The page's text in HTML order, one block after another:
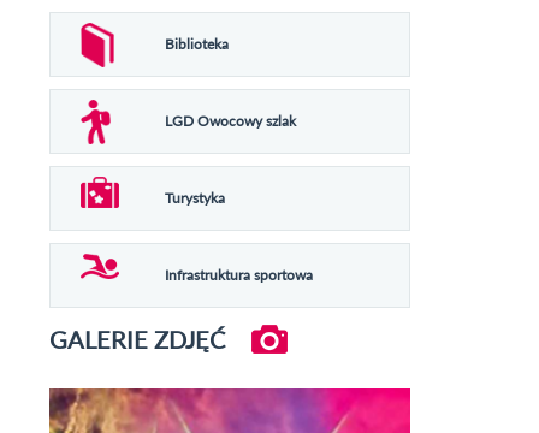
Biblioteka
LGD Owocowy szlak
Turystyka
Infrastruktura sportowa
GALERIE ZDJĘĆ